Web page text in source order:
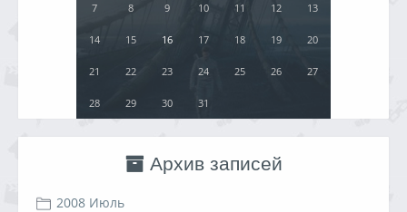
7 8 9 10 11 12 13
14 15 16 17 18 19 20
21 22 23 24 25 26 27
28 29 30 31
Архив записей
2008 Июль